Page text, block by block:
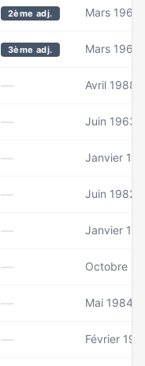
2ème adj. Mars 1965
3ème adj. Mars 1969
— Avril 1988
— Juin 1963
— Janvier
— Juin 1982
— Janvier
— Octobre
— Mai 1984
— Février